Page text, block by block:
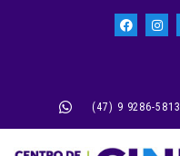
(47) 9 9286-5813